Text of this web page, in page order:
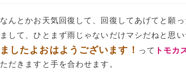
なんとかお天気回復して、回復してあげてと願
まして、ひとまず雨じゃないだけマシだねと思
ましたよおはようございます！ って トモカ
ただきますと手を合わせます。